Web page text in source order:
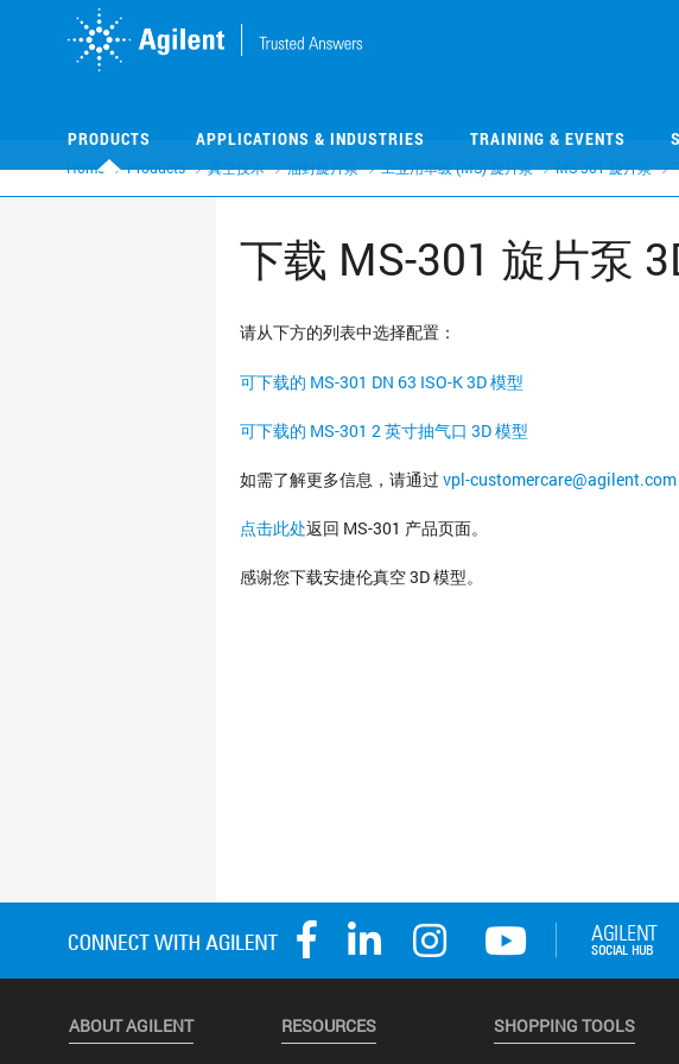
PRODUCTS APPLICATIONS & INDUSTRIES TRAINING & EVENTS
Home Products 真空技术 油封旋片泵 工业用单级 (MS) 旋片泵 MS-301 旋片泵
下载 MS-301 旋片泵
请从下方的列表中选择配置：
可下载的 MS-301 DN 63 ISO-K 3D 模型
可下载的 MS-301 2 英寸抽气口 3D 模型
如需了解更多信息，请通过 vpl-customercare@agilent.com
点击此处返回 MS-301 产品页面。
感谢您下载安捷伦真空 3D 模型。
ABOUT AGILENT RESOURCES SHOPPING TOOLS